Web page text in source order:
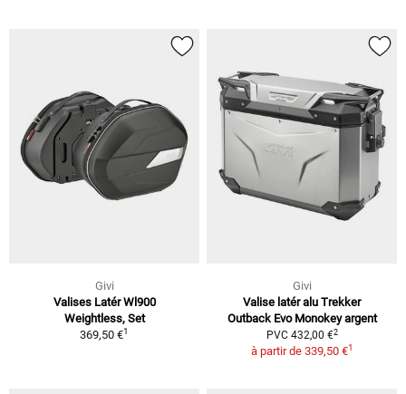
Givi
Valises Latér Wl900
Weightless, Set
369,50 €1
Givi
Valise latér alu Trekker
Outback Evo Monokey argent
PVC 432,00 €2
à partir de 339,50 €1